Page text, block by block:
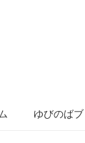
ゆびのば